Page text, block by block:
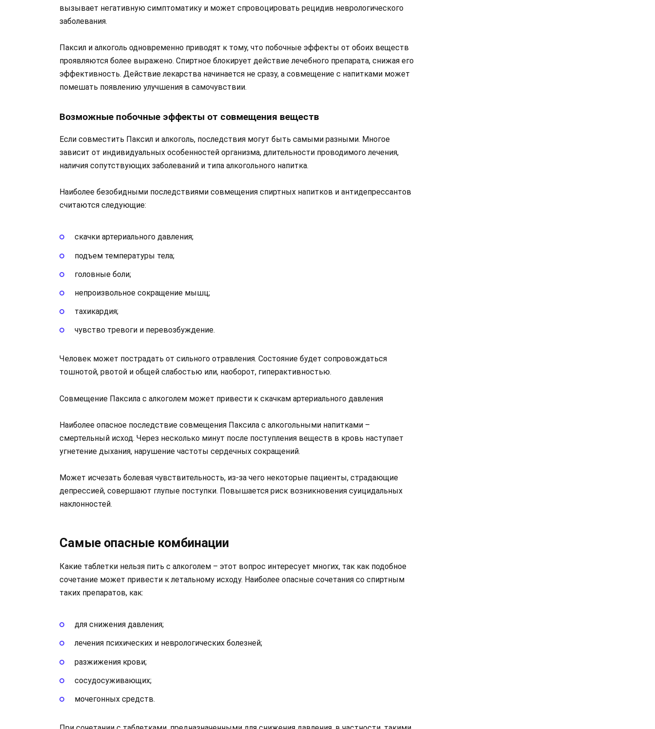
вызывает негативную симптоматику и может спровоцировать рецидив неврологического
заболевания.
Паксил и алкоголь одновременно приводят к тому, что побочные эффекты от обоих веществ
проявляются более выражено. Спиртное блокирует действие лечебного препарата, снижая его
эффективность. Действие лекарства начинается не сразу, а совмещение с напитками может
помешать появлению улучшения в самочувствии.
Возможные побочные эффекты от совмещения веществ
Если совместить Паксил и алкоголь, последствия могут быть самыми разными. Многое
зависит от индивидуальных особенностей организма, длительности проводимого лечения,
наличия сопутствующих заболеваний и типа алкогольного напитка.
Наиболее безобидными последствиями совмещения спиртных напитков и антидепрессантов
считаются следующие:
скачки артериального давления;
подъем температуры тела;
головные боли;
непроизвольное сокращение мышц;
тахикардия;
чувство тревоги и перевозбуждение.
Человек может пострадать от сильного отравления. Состояние будет сопровождаться
тошнотой, рвотой и общей слабостью или, наоборот, гиперактивностью.
Совмещение Паксила с алкоголем может привести к скачкам артериального давления
Наиболее опасное последствие совмещения Паксила с алкогольными напитками –
смертельный исход. Через несколько минут после поступления веществ в кровь наступает
угнетение дыхания, нарушение частоты сердечных сокращений.
Может исчезать болевая чувствительность, из-за чего некоторые пациенты, страдающие
депрессией, совершают глупые поступки. Повышается риск возникновения суицидальных
наклонностей.
Самые опасные комбинации
Какие таблетки нельзя пить с алкоголем – этот вопрос интересует многих, так как подобное
сочетание может привести к летальному исходу. Наиболее опасные сочетания со спиртным
таких препаратов, как:
для снижения давления;
лечения психических и неврологических болезней;
разжижения крови;
сосудосуживающих;
мочегонных средств.